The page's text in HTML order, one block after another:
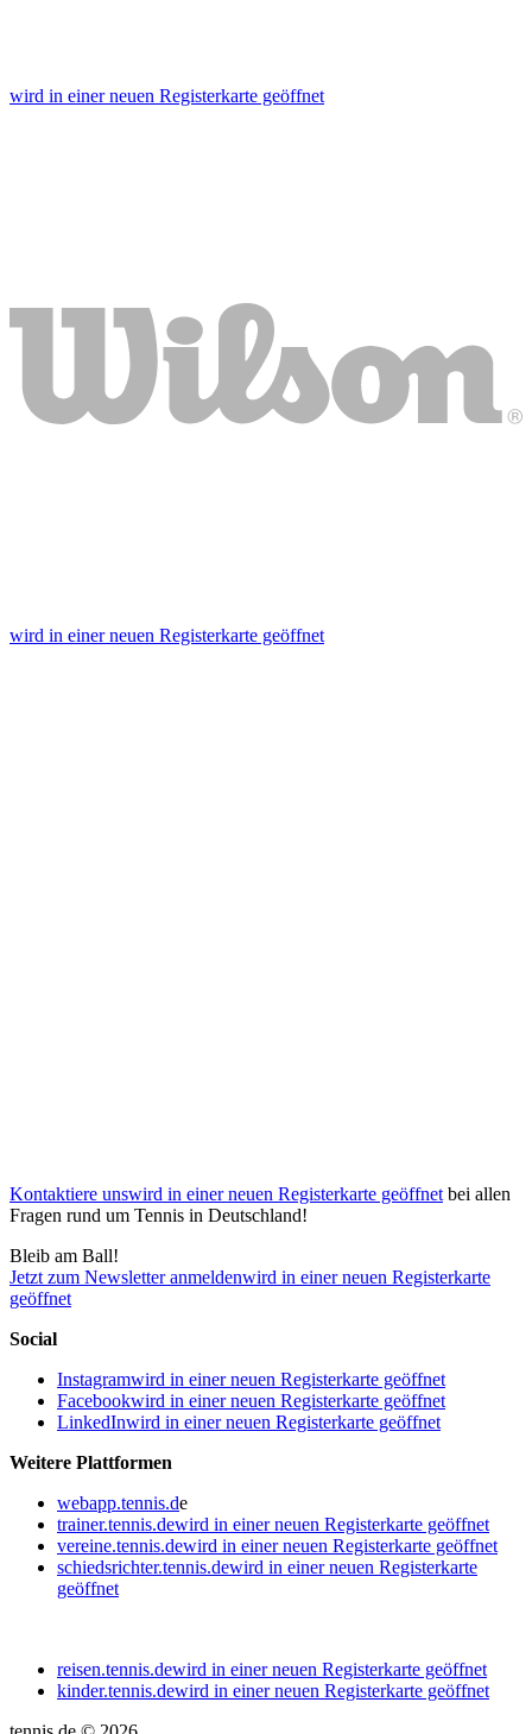
wird in einer neuen Registerkarte geöffnet
wird in einer neuen Registerkarte geöffnet
Kontaktiere unswird in einer neuen Registerkarte geöffnet bei allen
Fragen rund um Tennis in Deutschland!
Bleib am Ball!
Jetzt zum Newsletter anmeldenwird in einer neuen Registerkarte
geöffnet
Social
Instagramwird in einer neuen Registerkarte geöffnet
Facebookwird in einer neuen Registerkarte geöffnet
LinkedInwird in einer neuen Registerkarte geöffnet
Weitere Plattformen
webapp.tennis.de
trainer.tennis.dewird in einer neuen Registerkarte geöffnet
vereine.tennis.dewird in einer neuen Registerkarte geöffnet
schiedsrichter.tennis.dewird in einer neuen Registerkarte
geöffnet
reisen.tennis.dewird in einer neuen Registerkarte geöffnet
kinder.tennis.dewird in einer neuen Registerkarte geöffnet